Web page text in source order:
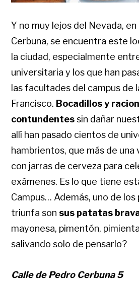
Y no muy lejos del Nevada,
Cerbuna, se encuentra este
la ciudad, especialmente
universitaria y los que han
las facultades del campus de
Francisco. Bocadillos y
contundentessin dañar
allí han pasado cientos de
hambrientos, que más de una
con jarras de cerveza para
exámenes. Es lo que tiene
Campus… Además, uno de
triunfa son sus patatas
mayonesa, pimentón,
salivando solo de pensarlo?
Calle de Pedro Cerbuna 5